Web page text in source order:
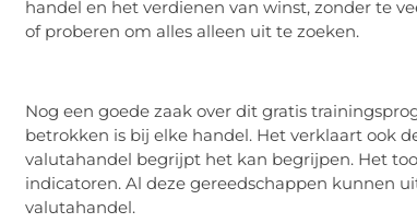
handel en het verdienen van winst, zonder te
of proberen om alles alleen uit te zoeken.
Nog een goede zaak over dit gratis
betrokken is bij elke handel. Het verklaart ook
valutahandel begrijpt het kan begrijpen. Het
indicatoren. Al deze gereedschappen kunnen
valutahandel.